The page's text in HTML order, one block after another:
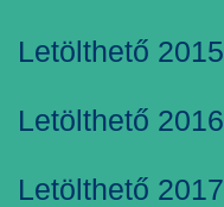
Letölthető
Letölthető
Letölthető